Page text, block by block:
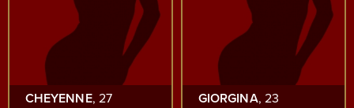
CHEYENNE, 27
GIORGINA, 23